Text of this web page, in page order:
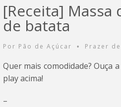
[Receita] Massa
de batata
Por Pão de Açúcar • Prazer
Quer mais comodidade? Ouça
play acima!
–